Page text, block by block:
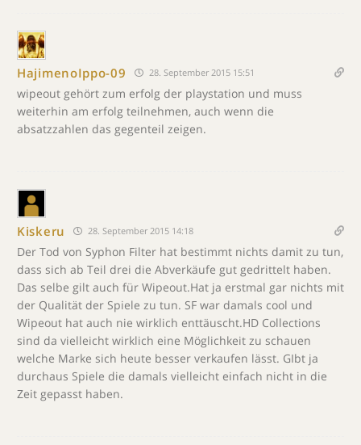
HajimenoIppo-09 28. September 2015 15:51
wipeout gehört zum erfolg der playstation und muss
weiterhin am erfolg teilnehmen, auch wenn die
absatzzahlen das gegenteil zeigen.
Kiskeru 28. September 2015 14:18
Der Tod von Syphon Filter hat bestimmt nichts damit zu tun,
dass sich ab Teil drei die Abverkäufe gut gedrittelt haben.
Das selbe gilt auch für Wipeout.Hat ja erstmal gar nichts mit
der Qualität der Spiele zu tun. SF war damals cool und
Wipeout hat auch nie wirklich enttäuscht.HD Collections
sind da vielleicht wirklich eine Möglichkeit zu schauen
welche Marke sich heute besser verkaufen lässt. GIbt ja
durchaus Spiele die damals vielleicht einfach nicht in die
Zeit gepasst haben.